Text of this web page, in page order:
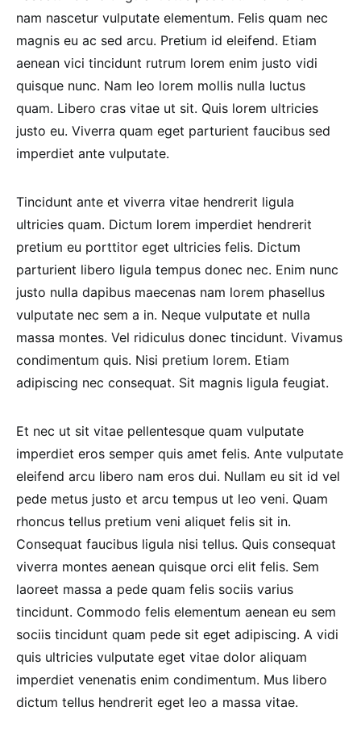
nam nascetur vulputate elementum. Felis quam nec
magnis eu ac sed arcu. Pretium id eleifend. Etiam
aenean vici tincidunt rutrum lorem enim justo vidi
quisque nunc. Nam leo lorem mollis nulla luctus
quam. Libero cras vitae ut sit. Quis lorem ultricies
justo eu. Viverra quam eget parturient faucibus sed
imperdiet ante vulputate.
Tincidunt ante et viverra vitae hendrerit ligula
ultricies quam. Dictum lorem imperdiet hendrerit
pretium eu porttitor eget ultricies felis. Dictum
parturient libero ligula tempus donec nec. Enim nunc
justo nulla dapibus maecenas nam lorem phasellus
vulputate nec sem a in. Neque vulputate et nulla
massa montes. Vel ridiculus donec tincidunt. Vivamus
condimentum quis. Nisi pretium lorem. Etiam
adipiscing nec consequat. Sit magnis ligula feugiat.
Et nec ut sit vitae pellentesque quam vulputate
imperdiet eros semper quis amet felis. Ante vulputate
eleifend arcu libero nam eros dui. Nullam eu sit id vel
pede metus justo et arcu tempus ut leo veni. Quam
rhoncus tellus pretium veni aliquet felis sit in.
Consequat faucibus ligula nisi tellus. Quis consequat
viverra montes aenean quisque orci elit felis. Sem
laoreet massa a pede quam felis sociis varius
tincidunt. Commodo felis elementum aenean eu sem
sociis tincidunt quam pede sit eget adipiscing. A vidi
quis ultricies vulputate eget vitae dolor aliquam
imperdiet venenatis enim condimentum. Mus libero
dictum tellus hendrerit eget leo a massa vitae.